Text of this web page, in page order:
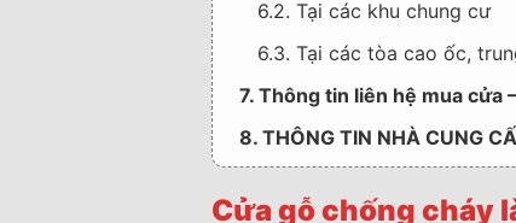
6.2. Tại các khu chung cư
6.3. Tại các tòa cao ốc,
7. Thông tin liên hệ mua cửa
8. THÔNG TIN NHÀ CUNG
Cửa gỗ chống cháy